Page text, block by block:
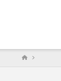
HOME